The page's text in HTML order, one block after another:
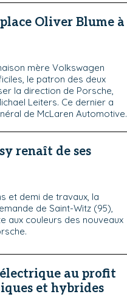
Oliver Blume à
mère Volkswagen
le patron des deux
la direction de Porsche,
Leiters. Ce dernier a
de McLaren Automotive.
renaît de ses
et demi de travaux, la
de Saint-Witz (95),
aux couleurs des nouveaux
au profit
et hybrides